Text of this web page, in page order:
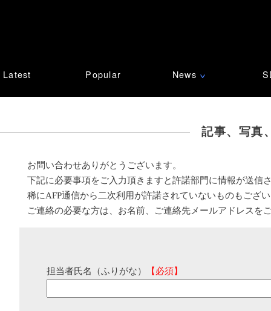
Latest Popular News ∨
記事、写真
お問い合わせありがとうございます。
下記に必要事項をご入力頂きますと許諾部門に情報が送信
稀にAFP通信から二次利用が許諾されていないものもござ
ご連絡の必要な方は、お名前、ご連絡先メールアドレスを
担当者氏名（ふりがな） 【必須】